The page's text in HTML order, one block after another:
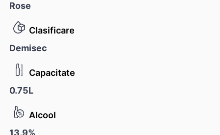
Rose
Clasificare
Demisec
Capacitate
0.75L
Alcool